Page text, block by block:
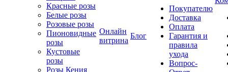
Красные розы
Белые розы
Розовые розы
Пионовидные
розы
Кустовые
розы
Розы Кения
Онлайн
витрина
Блог
Покупателю
Доставка
Оплата
Гарантия и
правила
ухода
Вопрос-